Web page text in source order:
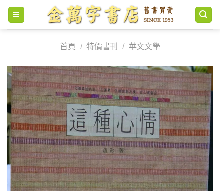
Skip
content
首頁
/ 特價書刊 / 華文文學